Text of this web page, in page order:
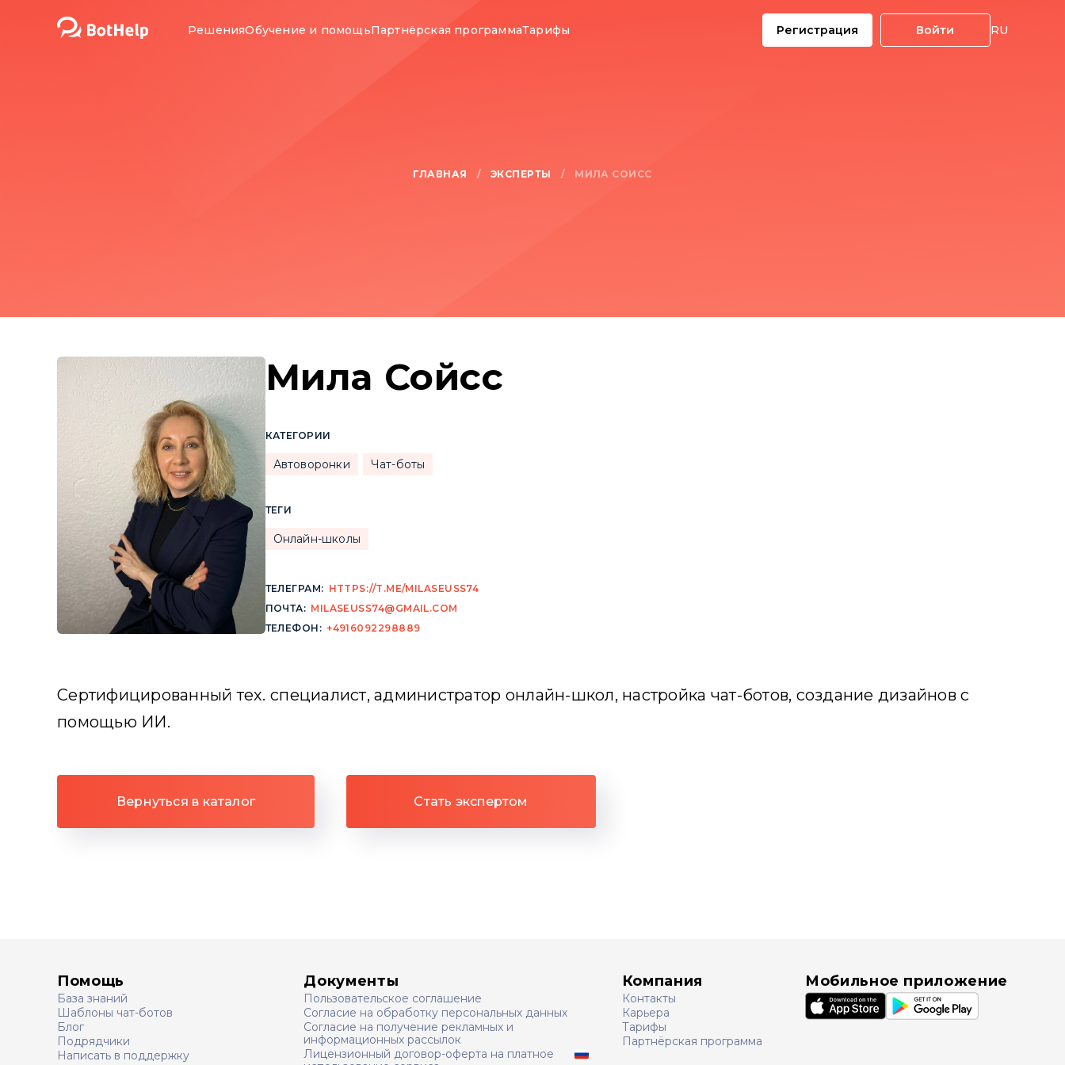
РешенияОбучение и помощьПартнёрская программаТарифы Регистрация Войти RU
ГЛАВНАЯ / ЭКСПЕРТЫ / МИЛА СОЙСС
Мила Сойсс
КАТЕГОРИИ
Автоворонки Чат-боты
ТЕГИ
Онлайн-школы
ТЕЛЕГРАМ: HTTPS://T.ME/MILASEUSS74
ПОЧТА: MILASEUSS74@GMAIL.COM
ТЕЛЕФОН: +4916092298889
Сертифицированный тех. специалист, администратор онлайн-школ, настройка чат-ботов, создание дизайнов с
помощью ИИ.
Вернуться в каталог Стать экспертом
Помощь
База знаний
Шаблоны чат-ботов
Блог
Подрядчики
Написать в поддержку
Документы
Пользовательское соглашение
Согласие на обработку персональных данных
Согласие на получение рекламных и
информационных рассылок
Лицензионный договор-оферта на платное
Компания
Контакты
Карьера
Тарифы
Партнёрская программа
Мобильное приложение